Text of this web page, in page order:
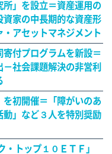
所」を設立＝資産運用の
資家の中長期的な資産形
アセットマネジメント
付プログラムを新設＝
社会課題解決の非営利
を初開催＝「障がいのあ
動」など３人を特別奨励
・トップ１０ＥＴＦ」